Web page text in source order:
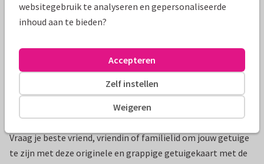
Productinformatie
Vraag je beste vriend, vriendin of familielid om jouw getuige
te zijn met deze originele en grappige getuigekaart met de
websitegebruik te analyseren en gepersonaliseerde
inhoud aan te bieden?
Weigeren
Zelf instellen
Accepteren